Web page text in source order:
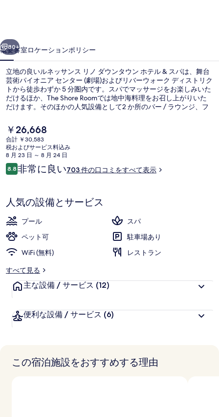
ノ
ダ
ウ
ン
タ
ウ
ン
ホ
テ
&
ス
パ
の
写
次へ
80+
概要客室ロケーションポリシー
立地の良いルネッサンス リノ ダウンタウン ホテル & スパは、舞台
芸術パイオニア センター (劇場)およびリバーウォーク ディストリク
トから徒歩わずか 5 分圏内です。スパでマッサージをお楽しみいた
だけるほか、The Shore Roomでは地中海料理をお召し上がりいた
だけます。そのほかの人気設備として2 か所のバー / ラウンジ、フ
者は親切なスタッフを評価しています。
現
在
の
料
金
は
す
￥26,668
合計 ￥30,583
税およびサービス料込み
8 月 23 日 ～ 8 月 24 日
口
コ
8.810段階中8.8
非常に良い703 件の口コミをすべて表示
人気の設備とサービス
プール
スパ
ペット可
駐車場あり
WiFi (無料)
レストラン
すべて見る
主な設備 / サービス (12)
便利な設備 / サービス (6)
この宿泊施設をおすすめする理由